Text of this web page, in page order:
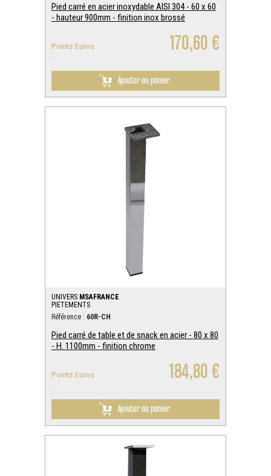
Pied carré en acier inoxydable AISI 304 - 60 x 60
- hauteur 900mm - finition inox brossé
Points Euros
:
170,60 €
Ajouter au panier
UNIVERS MSAFRANCE
PIETEMENTS
Référence : 60R-CH
Pied carré de table et de snack en acier - 80 x 80
- H. 1100mm - finition chrome
Points Euros
:
184,80 €
Ajouter au panier